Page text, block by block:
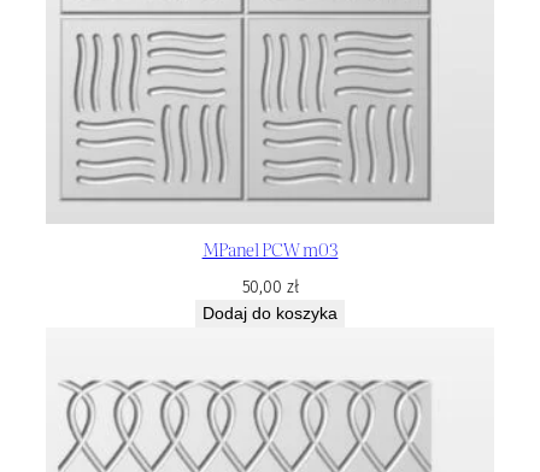
MPanel PCW m03
50,00 zł
Dodaj do koszyka